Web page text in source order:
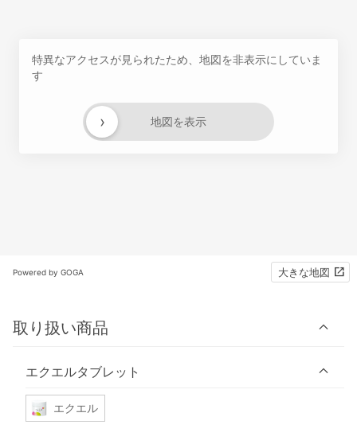
特異なアクセスが見られたため、地図を非表示にしていま
す
地図を表示
›
Powered by GOGA 大きな地図
取り扱い商品
エクエルタブレット
エクエル